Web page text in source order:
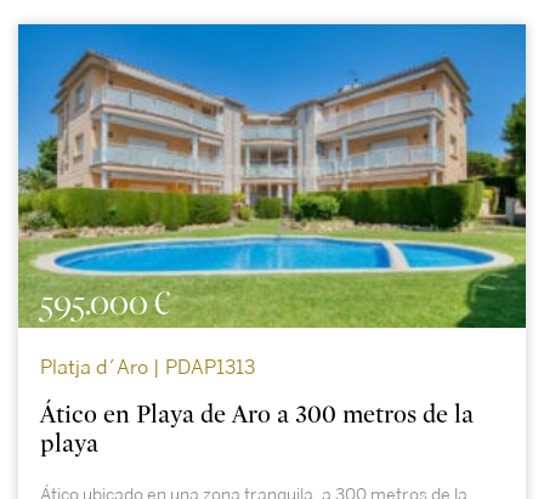
595.000 €
Platja d´Aro | PDAP1313
Ático en Playa de Aro a 300 metros de la
playa
Ático ubicado en una zona tranquila, a 300 metros de la